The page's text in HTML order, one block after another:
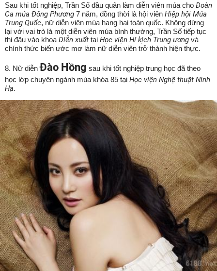
Sau khi tốt nghiệp, Trần Số đầu quân làm diễn viên múa cho Đoàn
Ca múa Đông Phương 7 năm, đồng thời là hội viên Hiệp hội Múa
Trung Quốc, nữ diễn viên múa hạng hai toàn quốc. Không dừng
lại với vai trò là một diễn viên múa bình thường, Trần Số tiếp tục
thi đậu vào khoa Diễn xuất tại Học viện Hí kịch Trung ương và
chính thức biến ước mơ làm nữ diễn viên trở thành hiện thực.
8. Nữ diễnĐào Hồng sau khi tốt nghiệp trung học đã theo
học lớp chuyên ngành múa khóa 85 tại Học viện Nghệ thuật Ninh
Hạ.